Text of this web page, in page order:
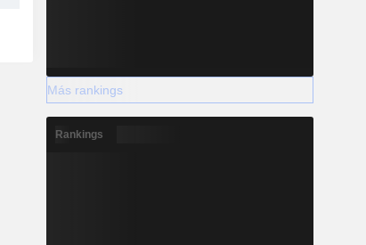
Más rankings
Rankings